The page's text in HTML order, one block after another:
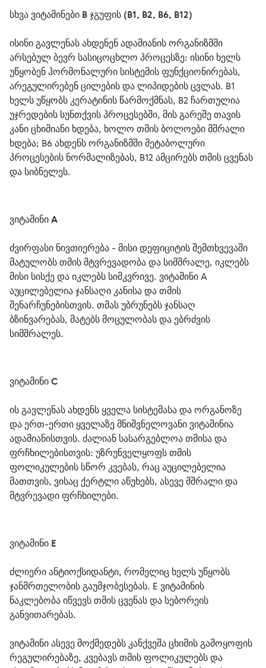
სხვა ვიტამინები В ჯგუფის (B1, B2, B6, B12)
ისინი გავლენას ახდენენ ადამიანის ორგანიზმში
არსებულ ბევრ სასიცოცხლო პროცესზე: ისინი ხელს
უწყობენ ჰორმონალური სისტემის ფუნქციონირებას,
არეგულირებენ ცილების და ლიპიდების ცვლას. B1
ხელს უწყობს კერატინის წარმოქმნას, B2 ჩართულია
უჯრედების სუნთქვის პროცესებში, მის გარეშე თავის
კანი ცხიმიანი ხდება, ხოლო თმის ბოლოები მშრალი
ხდება; B6 ახდენს ორგანიზმში მეტაბოლური
პროცესების ნორმალიზებას, B12 ამცირებს თმის ცვენას
და სიბნელეს.
ვიტამინი А
ძვირფასი ნივთიერება - მისი დეფიციტის შემთხვევაში
მატულობს თმის მტვრევადობა და სიმშრალე, იკლებს
მისი სისქე და იკლებს სიმკვრივე. ვიტამინი A
აუცილებელია ჯანსაღი კანისა და თმის
შენარჩუნებისთვის. თმას უბრუნებს ჯანსაღ
ბზინვარებას, მატებს მოცულობას და ებრძვის
სიმშრალეს.
ვიტამინი C
ის გავლენას ახდენს ყველა სისტემასა და ორგანოზე
და ერთ-ერთი ყველაზე მნიშვნელოვანი ვიტამინია
ადამიანისთვის. ძალიან სასარგებლოა თმისა და
ფრჩხილებისთვის: უზრუნველყოფს თმის
ფოლიკულების სწორ კვებას, რაც აუცილებელია
მათთვის, ვისაც ქერტლი აწუხებს, ასევე მშრალი და
მტვრევადი ფრჩხილები.
ვიტამინი E
ძლიერი ანტიოქსიდანტი, რომელიც ხელს უწყობს
ჯანმრთელობის გაუმჯობესებას. E ვიტამინის
ნაკლებობა იწვევს თმის ცვენას და სებორეის
განვითარებას.
ვიტამინი ასევე მოქმედებს კანქვეშა ცხიმის გამოყოფის
რეგულირებაზე, კვებავს თმის ფოლიკულებს და